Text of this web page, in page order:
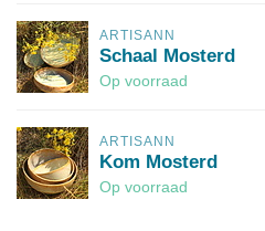
ARTISANN
Schaal Mosterd
Op voorraad
ARTISANN
Kom Mosterd
Op voorraad